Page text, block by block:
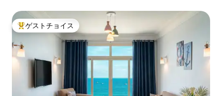
大好評のゲストチョイスです。
ゲストチョイス